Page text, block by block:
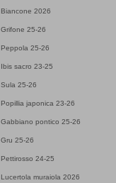
Biancone 2026
Grifone 25-26
Peppola 25-26
Ibis sacro 23-25
Sula 25-26
Popillia japonica 23-26
Gabbiano pontico 25-26
Gru 25-26
Pettirosso 24-25
Lucertola muraiola 2026